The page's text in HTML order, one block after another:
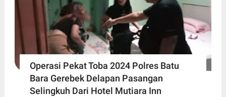
Operasi Pekat Toba 2024 Polres Batu
Bara Gerebek Delapan Pasangan
Selingkuh Dari Hotel Mutiara Inn